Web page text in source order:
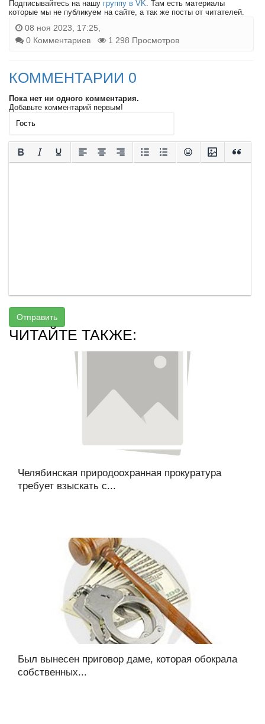
Подписывайтесь на нашу группу в VK . Там есть материалы
которые мы не публикуем на сайте, а так же посты от читателей.
08 ноя 2023, 17:25,
0 Комментариев
1 298 Просмотров
КОММЕНТАРИИ 0
Пока нет ни одного комментария.
Добавьте комментарий первым!
Отправить
ЧИТАЙТЕ ТАКЖЕ:
Челябинская природоохранная прокуратура
требует взыскать с...
Был вынесен приговор даме, которая обокрала
собственных...